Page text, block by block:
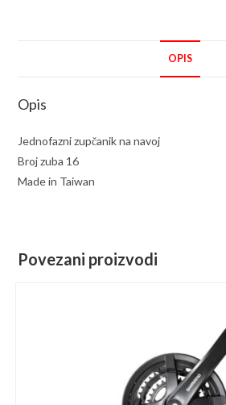
OPIS
Opis
Jednofazni zupčanik na navoj
Broj zuba 16
Made in Taiwan
Povezani proizvodi